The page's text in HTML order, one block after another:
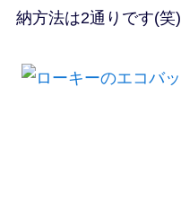
納方法は2通りです(笑)